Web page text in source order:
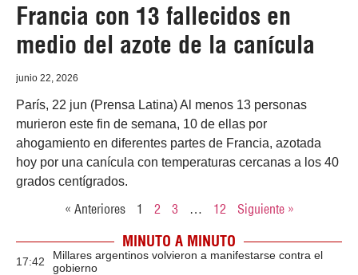
Francia con 13 fallecidos en
medio del azote de la canícula
junio 22, 2026
París, 22 jun (Prensa Latina) Al menos 13 personas
murieron este fin de semana, 10 de ellas por
ahogamiento en diferentes partes de Francia, azotada
hoy por una canícula con temperaturas cercanas a los 40
grados centígrados.
« Anteriores 1 2 3 … 12 Siguiente »
MINUTO A MINUTO
17:42
Millares argentinos volvieron a manifestarse contra el
gobierno